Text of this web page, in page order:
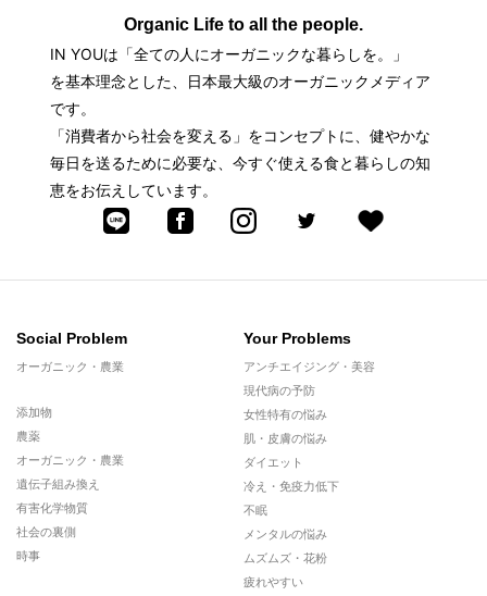
Organic Life to all the people.
IN YOUは「全ての人にオーガニックな暮らしを。」
を基本理念とした、日本最大級のオーガニックメディア
です。
「消費者から社会を変える」をコンセプトに、健やかな
毎日を送るために必要な、今すぐ使える食と暮らしの知
恵をお伝えしています。
Social Problem
オーガニック・農業
添加物
農薬
オーガニック・農業
遺伝子組み換え
有害化学物質
社会の裏側
時事
Your Problems
アンチエイジング・美容
現代病の予防
女性特有の悩み
肌・皮膚の悩み
ダイエット
冷え・免疫力低下
不眠
メンタルの悩み
ムズムズ・花粉
疲れやすい